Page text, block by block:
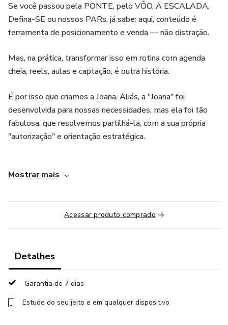
Se você passou pela PONTE, pelo VÔO, A ESCALADA,
Defina-SE ou nossos PARs, já sabe: aqui, conteúdo é
ferramenta de posicionamento e venda — não distração.
Mas, na prática, transformar isso em rotina com agenda
cheia, reels, aulas e captação, é outra história.
É por isso que criamos a Joana. Aliás, a "Joana" foi
desenvolvida para nossas necessidades, mas ela foi tão
fabulosa, que resolvemos partilhá-la, com a sua própria
"autorização" e orientação estratégica.
tudo o que você aprendeu (ou poderá aprender) com a
Ela não só te ajuda a criar conteúdo — ela desenvolve
estratégias completas de comunicação, adaptadas ao seu
Com ela, você pode:
Mostrar mais
Acessar produto comprado
Detalhes
Garantia de 7 dias
Estude do seu jeito e em qualquer dispositivo